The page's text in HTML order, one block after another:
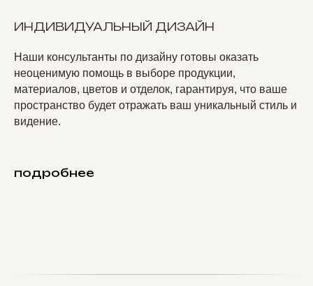
ИНДИВИДУАЛЬНЫЙ ДИЗАЙН
Наши консультанты по дизайну готовы оказать
неоценимую помощь в выборе продукции,
материалов, цветов и отделок, гарантируя, что ваше
пространство будет отражать ваш уникальный стиль и
видение.
подробнее